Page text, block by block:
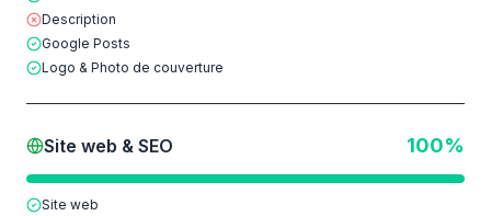
Description
Google Posts
Logo & Photo de couverture
Site web & SEO 100%
Site web